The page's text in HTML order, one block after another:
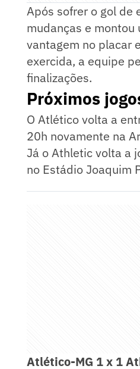
Após sofrer o gol de
mudanças e
vantagem no placar
exercida, a equipe
finalizações.
Próximos
O Atlético volta a
20h novamente na
Já o Athletic volta a
no Estádio Joaquim
Atlético-MG 1 x 1